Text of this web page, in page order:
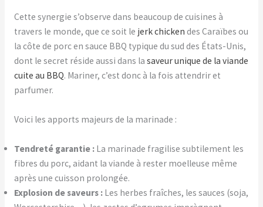
Cette synergie s’observe dans beaucoup de cuisines à
travers le monde, que ce soit le jerk chicken des Caraïbes ou
la côte de porc en sauce BBQ typique du sud des États-Unis,
dont le secret réside aussi dans la saveur unique de la viande
cuite au BBQ. Mariner, c’est donc à la fois attendrir et
parfumer.
Voici les apports majeurs de la marinade :
Tendreté garantie :La marinade fragilise subtilement les
fibres du porc, aidant la viande à rester moelleuse même
après une cuisson prolongée.
Explosion de saveurs :Les herbes fraîches, les sauces (soja,